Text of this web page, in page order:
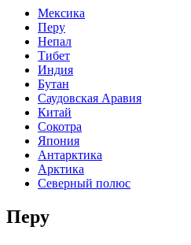
Мексика
Перу
Непал
Тибет
Индия
Бутан
Саудовская Аравия
Китай
Сокотра
Япония
Антарктика
Арктика
Северный полюс
Перу